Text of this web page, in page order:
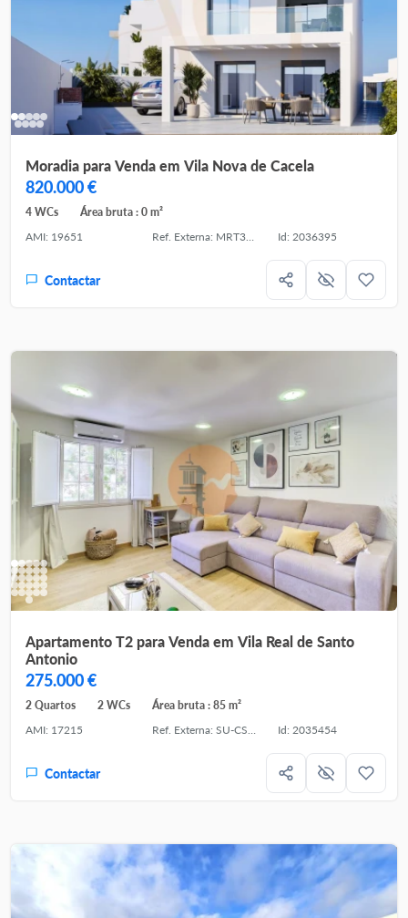
Moradia para Venda em Vila Nova de Cacela
820.000 €
4 WCs
Área bruta : 0 m²
AMI: 19651
Ref. Externa: MRT3PLH Id: 2036395
Contactar
Apartamento T2 para Venda em Vila Real de Santo
Antonio
275.000 €
2 Quartos 2 WCs
Área bruta : 85 m²
AMI: 17215
Ref. Externa: SU-CS-APT-95194 Id: 2035454
Contactar